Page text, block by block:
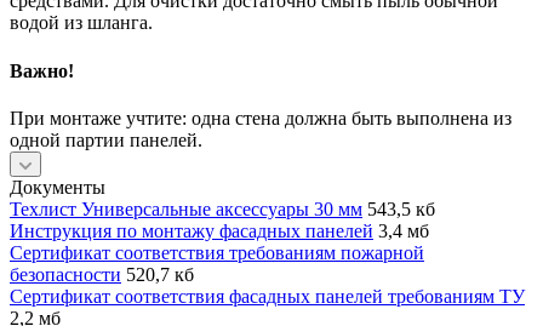
водой из шланга.
Важно!
При монтаже учтите: одна стена должна быть выполнена из
одной партии панелей.
Документы
Техлист Универсальные аксессуары 30 мм 543,5 кб
Инструкция по монтажу фасадных панелей 3,4 мб
Сертификат соответствия требованиям пожарной
безопасности 520,7 кб
Сертификат соответствия фасадных панелей требованиям ТУ
2,2 мб